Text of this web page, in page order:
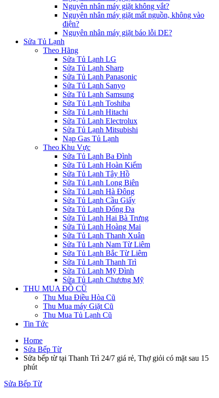
Nguyên nhân máy giặt không vắt?
Nguyên nhân máy giặt mất nguồn, không vào
điện?
Nguyên nhân máy giặt báo lỗi DE?
Sửa Tủ Lạnh
Theo Hãng
Sửa Tủ Lạnh LG
Sửa Tủ Lạnh Sharp
Sửa Tủ Lạnh Panasonic
Sửa Tủ Lạnh Sanyo
Sửa Tủ Lạnh Samsung
Sửa Tủ Lạnh Toshiba
Sửa Tủ Lạnh Hitachi
Sửa Tủ Lạnh Electrolux
Sửa Tủ Lạnh Mitsubishi
Nạp Gas Tủ Lạnh
Theo Khu Vực
Sửa Tủ Lạnh Ba Đình
Sửa Tủ Lạnh Hoàn Kiếm
Sửa Tủ Lạnh Tây Hồ
Sửa Tủ Lạnh Long Biên
Sửa Tủ Lạnh Hà Đông
Sửa Tủ Lạnh Cầu Giấy
Sửa Tủ Lạnh Đống Đa
Sửa Tủ Lạnh Hai Bà Trưng
Sửa Tủ Lạnh Hoàng Mai
Sửa Tủ Lạnh Thanh Xuân
Sửa Tủ Lạnh Nam Từ Liêm
Sửa Tủ Lạnh Bắc Từ Liêm
Sửa Tủ Lạnh Thanh Trì
Sửa Tủ Lạnh Mỹ Đình
Sửa Tủ Lạnh Chương Mỹ
THU MUA ĐỒ CŨ
Thu Mua Điều Hòa Cũ
Thu Mua máy Giặt Cũ
Thu Mua Tủ Lạnh Cũ
Tin Tức
Home
Sửa Bếp Từ
Sửa bếp từ tại Thanh Trì 24/7 giá rẻ, Thợ giỏi có mặt sau 15
phút
Sửa Bếp Từ